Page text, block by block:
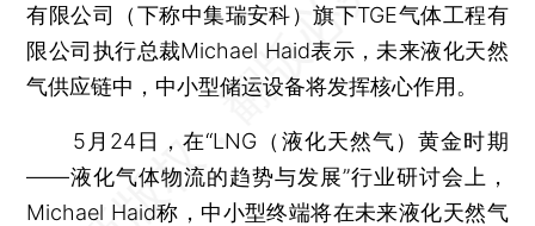
有限公司（下称中集瑞安科）旗下TGE气体工程有
限公司执行总裁Michael Haid表示，未来液化天然
气供应链中，中小型储运设备将发挥核心作用。
5月24日，在“LNG（液化天然气）黄金时期
——液化气体物流的趋势与发展”行业研讨会上，
Michael Haid称，中小型终端将在未来液化天然气